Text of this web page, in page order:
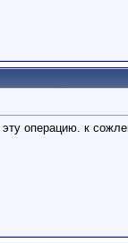
операцию. к